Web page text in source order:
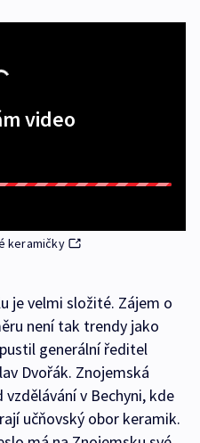
video
keramičky
je velmi složité. Zájem o
není tak trendy jako
generální ředitel
Dvořák. Znojemská
v Bechyni, kde
učňovský obor keramik.